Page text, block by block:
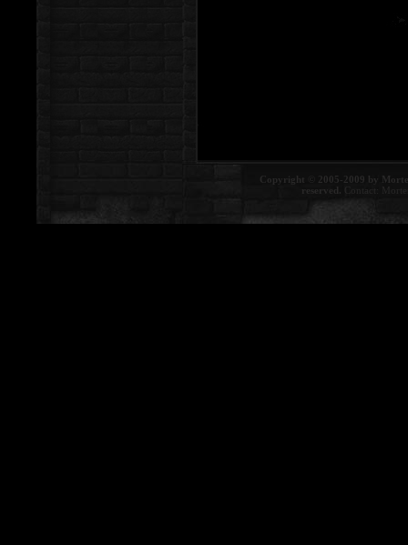
Copyright © 2005-2009 by
reserved. Contact: